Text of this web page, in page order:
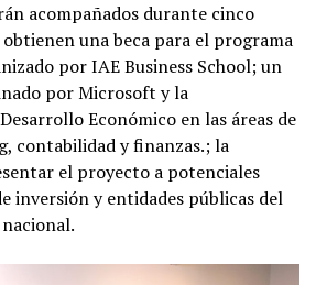
acompañados durante cinco
obtienen una beca para el programa
por IAE Business School; un
por Microsoft y la
Económico en las áreas de
contabilidad y finanzas.; la
el proyecto a potenciales
inversión y entidades públicas del